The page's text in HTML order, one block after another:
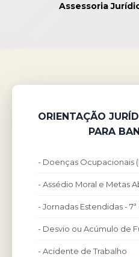
Assessoria
ORIENTAÇÃO
PARA
- Doenças Ocupacionais
- Assédio Moral e Metas
- Jornadas Estendidas - 7ª
- Desvio ou Acúmulo de
- Acidente de Trabalho